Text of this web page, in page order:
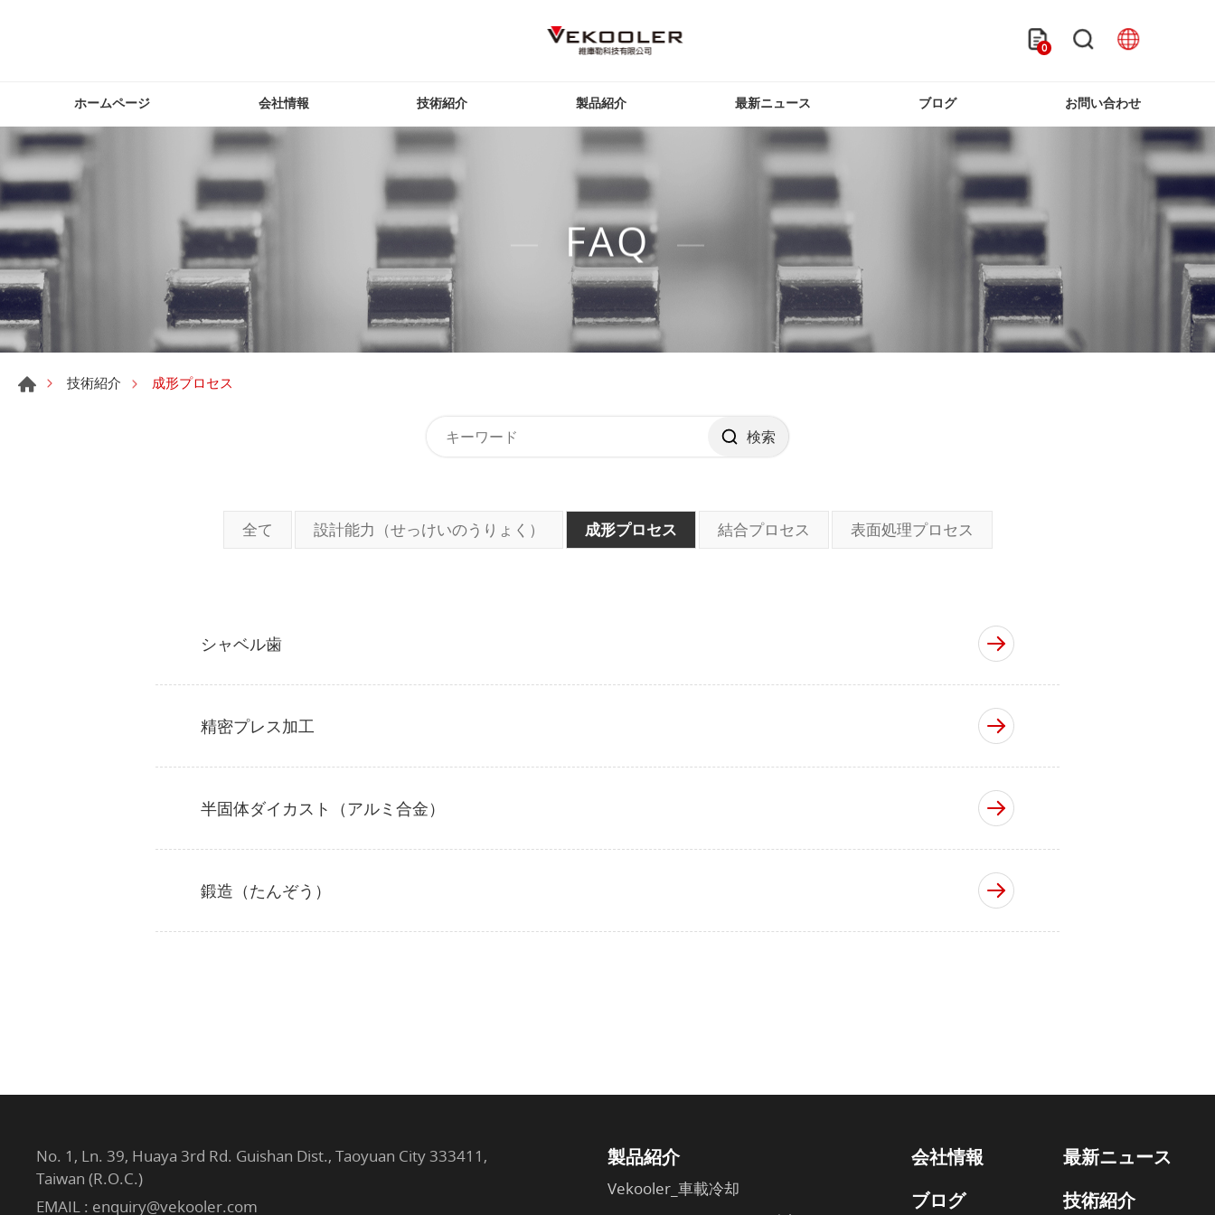
0
ホームページ 会社情報 技術紹介 製品紹介 最新ニュース ブログ お問い合わせ
FAQ
技術紹介 成形プロセス
検索
全て 設計能力（せっけいのうりょく） 成形プロセス 結合プロセス 表面処理プロセス
シャベル歯
精密プレス加工
半固体ダイカスト（アルミ合金）
鍛造（たんぞう）
製品紹介
Vekooler_車載冷却
会社情報
最新ニュース
ブログ
技術紹介
No. 1, Ln. 39, Huaya 3rd Rd. Guishan Dist., Taoyuan City 333411,
Taiwan (R.O.C.)
EMAIL : enquiry@vekooler.com